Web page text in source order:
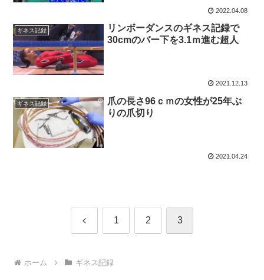
2022.04.08
ギネス記録
リンボーダンスのギネス記録で
30cmのバー下を3.1ｍ進む超人
2021.12.13
ギネス記録
爪の長さ96ｃｍの女性が25年ぶ
りの爪切り
2021.04.24
前 1 2 3
ホーム ギネス記録